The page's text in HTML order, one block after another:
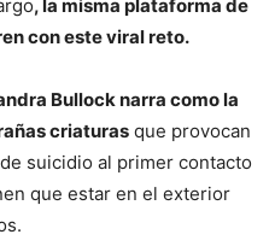
, la misma plataforma de
con este viral reto.
Bullock narra como la
criaturas que provocan
suicidio al primer contacto
que estar en el exterior